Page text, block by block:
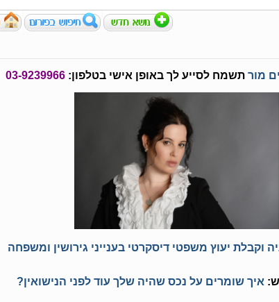
מור תשמח לסייע לך באופן אישי בטלפון:03-9239966
וקבלת יעוץ משפטי דיסקרטי בענייני גירושין ומשפחה
איך שומרים על נכס שהיה שלך עוד לפני הנישואין?